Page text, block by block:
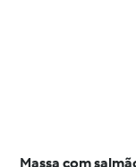
Massa com